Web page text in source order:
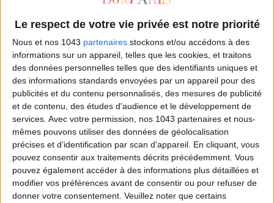
Le respect de votre vie privée est notre priorité
Nous et nos 1043 partenaires stockons et/ou accédons à des
informations sur un appareil, telles que les cookies, et traitons
des données personnelles telles que des identifiants uniques et
des informations standards envoyées par un appareil pour des
publicités et du contenu personnalisés, des mesures de publicité
et de contenu, des études d'audience et le développement de
services. Avec votre permission, nos 1043 partenaires et nous-
mêmes pouvons utiliser des données de géolocalisation
précises et d’identification par scan d'appareil. En cliquant, vous
pouvez consentir aux traitements décrits précédemment. Vous
pouvez également accéder à des informations plus détaillées et
modifier vos préférences avant de consentir ou pour refuser de
donner votre consentement. Veuillez noter que certains
LES SPF 50 QUI DONNENT ENVIE DE SE TARTINER